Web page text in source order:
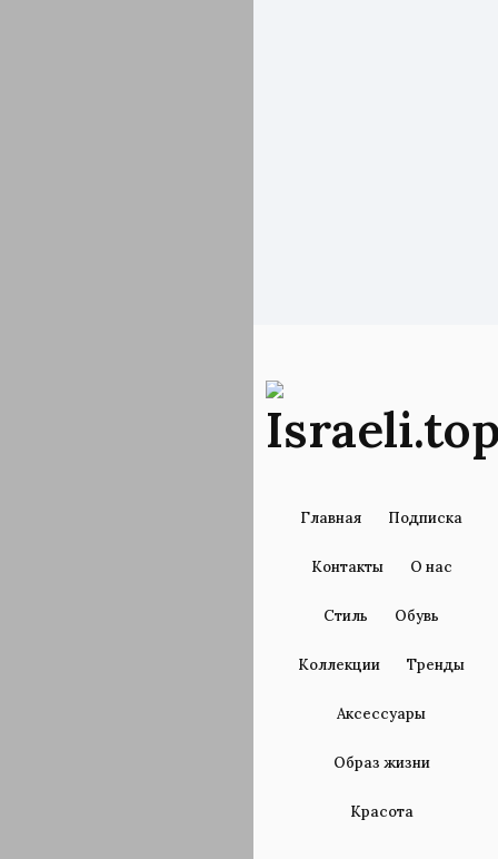
Главная Подписка
Контакты О нас
Стиль Обувь
Коллекции Тренды
Аксессуары
Образ жизни
Красота